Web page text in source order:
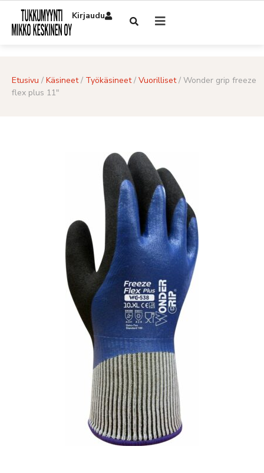
Kirjaudu
Etusivu / Käsineet/ Työkäsineet/ Vuorilliset/ Wonder grip freeze
flex plus 11″